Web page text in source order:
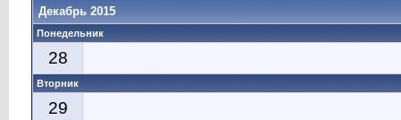
Декабрь 2015
Понедельник
28
Вторник
29